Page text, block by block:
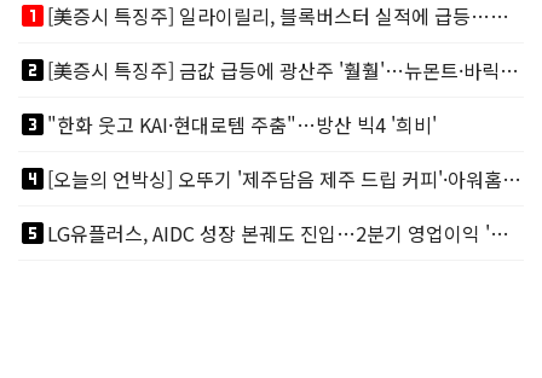
looks_one
[美증시 특징주] 일라이릴리, 블록버스터 실적에 급등…마운자로 매출 폭발
looks_two
[美증시 특징주] 금값 급등에 광산주 '훨훨'…뉴몬트·바릭마이닝 주도
looks_3"한화 웃고 KAI·현대로템 주춤"…방산 빅4 '희비'
looks_4
[오늘의 언박싱] 오뚜기 '제주담음 제주 드립 커피'·아워홈 ‘갓석박지’ 外
looks_5
LG유플러스, AIDC 성장 본궤도 진입…2분기 영업이익 '역대 최대'